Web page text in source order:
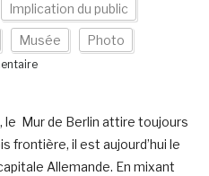
Implication du public
Musée Photo
le Mur de Berlin attire toujours
frontière, il est aujourd’hui le
Allemande. En mixant